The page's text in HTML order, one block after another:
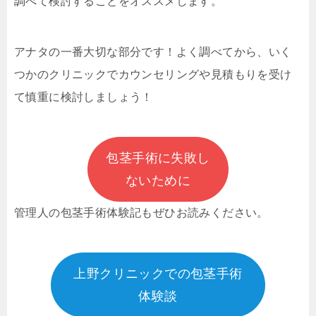
アナタの一番大切な部分です！よく調べてから、いく
つかのクリニックでカウンセリングや見積もりを受け
て慎重に検討しましょう！
包茎手術に失敗し
ないために
管理人の包茎手術体験記もぜひお読みください。
上野クリニックでの包茎手術
体験談